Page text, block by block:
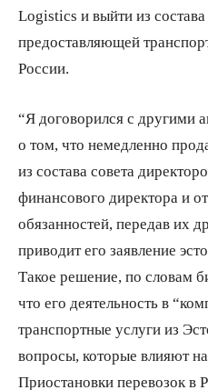
Logistics и выйти из
предоставляющей
России.
“Я договорился с другими
о том, что немедленно
из состава совета
финансового директора и
обязанностей, передав их
приводит его заявление
Такое решение, по словам
что его деятельность в
транспортные услуги из
вопросы, которые влияют
Приостановки перевозок в